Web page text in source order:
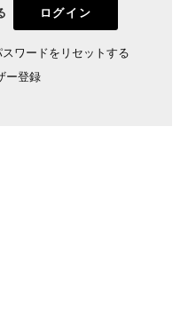
スワードをリセットする
ー登録